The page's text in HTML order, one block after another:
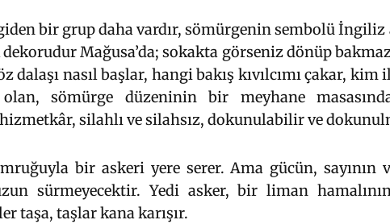
giden bir grup daha vardır, sömürgenin sembolü
Mağusa’da; sokakta görseniz dönüp
dalaşı nasıl başlar, hangi bakış kıvılcımı çakar,
sömürge düzeninin bir meyhane
silahlı ve silahsız, dokunulabilir ve
bir askeri yere serer. Ama gücün, sayının
sürmeyecektir. Yedi asker, bir liman
taşa, taşlar kana karışır.